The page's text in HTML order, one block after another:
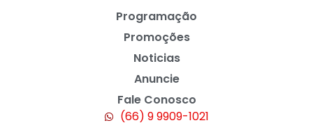
Programação
Promoções
Noticias
Anuncie
Fale Conosco
(66) 9 9909-1021